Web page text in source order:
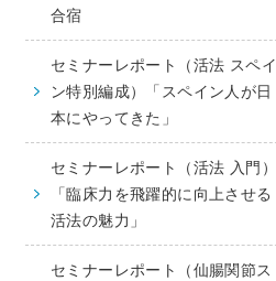
合宿
セミナーレポート（活法 スペイ
ン特別編成）「スペイン人が日
本にやってきた」
セミナーレポート（活法 入門）
「臨床力を飛躍的に向上させる
活法の魅力」
セミナーレポート（仙腸関節ス